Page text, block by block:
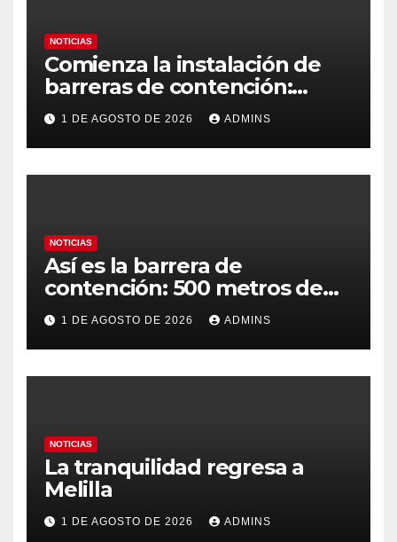
NOTICIAS
Comienza la instalación de
barreras de contención:
habrían vuelto 69.500
migrantes
1 DE AGOSTO DE 2026 ADMINS
NOTICIAS
Así es la barrera de
contención: 500 metros de
longitud, con una altura en
superficie de 30 a 70
centímetros
1 DE AGOSTO DE 2026 ADMINS
NOTICIAS
La tranquilidad regresa a
Melilla
1 DE AGOSTO DE 2026 ADMINS